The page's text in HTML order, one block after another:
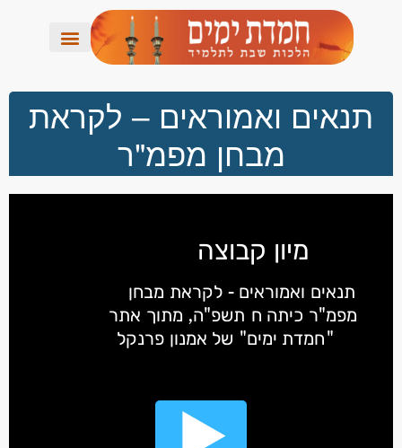
תנאים ואמוראים – לקראת
מבחן מפמ"ר